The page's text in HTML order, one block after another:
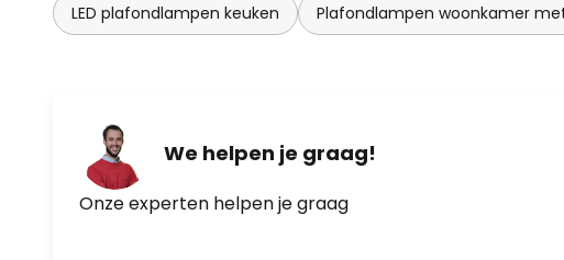
LED plafondlampen keuken Plafondlampen woonkamer
We helpen je graag!
Onze experten helpen je graag